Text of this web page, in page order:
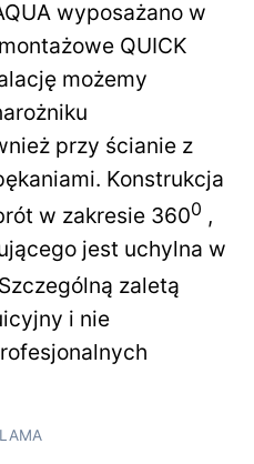
wyposażano w
QUICK
możemy
przy ścianie z
Konstrukcja
w zakresie 3600 ,
jest uchylna w
zaletą
i nie